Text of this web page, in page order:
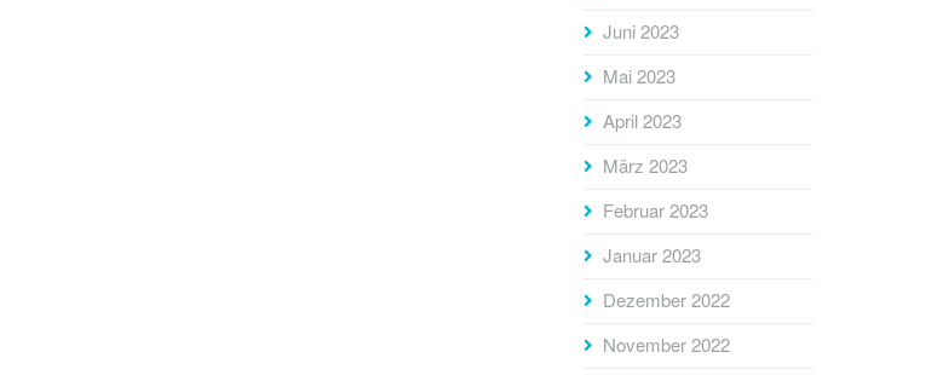
Juni 2023
Mai 2023
April 2023
März 2023
Februar 2023
Januar 2023
Dezember 2022
November 2022